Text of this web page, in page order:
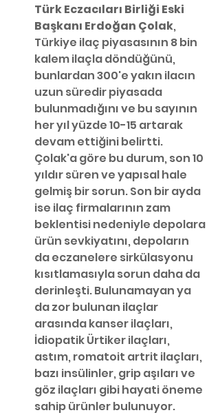
Türk Eczacıları Birliği Eski
Başkanı Erdoğan Çolak,
Türkiye ilaç piyasasının 8 bin
kalem ilaçla döndüğünü,
bunlardan 300'e yakın ilacın
uzun süredir piyasada
bulunmadığını ve bu sayının
her yıl yüzde 10-15 artarak
devam ettiğini belirtti.
Çolak'a göre bu durum, son 10
yıldır süren ve yapısal hale
gelmiş bir sorun. Son bir ayda
ise ilaç firmalarının zam
beklentisi nedeniyle depolara
ürün sevkiyatını, depoların
da eczanelere sirkülasyonu
kısıtlamasıyla sorun daha da
derinleşti. Bulunamayan ya
da zor bulunan ilaçlar
arasında kanser ilaçları,
İdiopatik Ürtiker ilaçları,
astım, romatoit artrit ilaçları,
bazı insülinler, grip aşıları ve
göz ilaçları gibi hayati öneme
sahip ürünler bulunuyor.